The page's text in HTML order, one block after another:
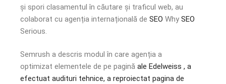
și spori clasamentul în căutare și traficul web, au
colaborat cu agenția internațională de SEO Why SEO
Serious.
Semrush a descris modul în care agenția a
optimizat elementele de pe pagină ale Edelweiss , a
efectuat audituri tehnice, a reproiectat pagina de